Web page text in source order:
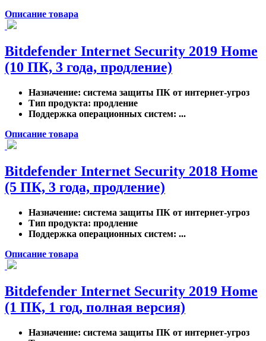
Описание товара
Bitdefender Internet Security 2019 Home
(10 ПК, 3 года, продление)
Назначение: система защиты ПК от интернет-угроз
Тип продукта: продление
Поддержка операционных систем: ...
Описание товара
Bitdefender Internet Security 2018 Home
(5 ПК, 3 года, продление)
Назначение: система защиты ПК от интернет-угроз
Тип продукта: продление
Поддержка операционных систем: ...
Описание товара
Bitdefender Internet Security 2019 Home
(1 ПК, 1 год, полная версия)
Назначение: система защиты ПК от интернет-угроз